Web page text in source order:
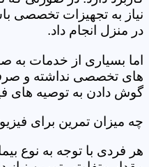
نیاز به تجهیزات تخصصی
در منزل انجام داد.
اما بسیاری از خدمات به
های تخصصی نداشته و
گوش دادن به توصیه های
چه میزان تمرین برای
هر فردی با توجه به نوع